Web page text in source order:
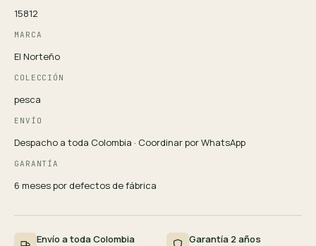
15812
MARCA
El Norteño
COLECCIÓN
pesca
ENVÍO
Despacho a toda Colombia · Coordinar por WhatsApp
GARANTÍA
6 meses por defectos de fábrica
Envío a toda Colombia Garantía 2 años